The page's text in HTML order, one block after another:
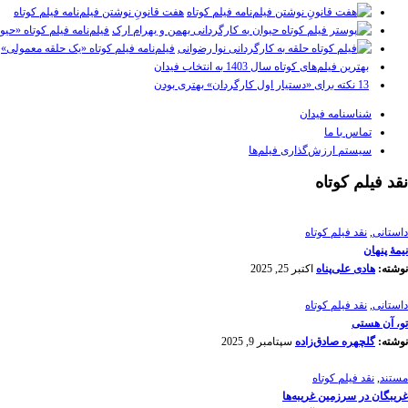
هفت قانونِ نوشتن فیلم‌نامه فیلم کوتاه
فیلم‌نامه فیلم کوتاه
فیلم‌نامه فیلم کوتاه «یک حلقه معمولی»
بهترین فیلم‌های کوتاه سال 1403 به انتخاب فیدان
13 نکته برای «دستیار اول کارگردان» بهتری بودن
شناسنامه فیدان
تماس با ما
سیستم ارزش‌گذاری فیلم‌ها
نقد فیلم کوتاه
داستانی, نقد فیلم کوتاه
نیمۀ پنهان
نوشته: هادی علی‌پناه اکتبر 25, 2025
داستانی, نقد فیلم کوتاه
تو، آن هستی
نوشته:گلچهره صادق‌زاده سپتامبر 9, 2025
مستند, نقد فیلم کوتاه
غریبگان در سرزمین غریبه‌ها